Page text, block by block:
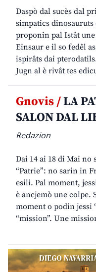
Daspò dal sucès dal
simpatics
proponin pal Istât
Einsaur e il so fedêl
ispirâts dai
Jugn al è rivât tes
Gnovis /LA
SALON DAL
Redazion
Dai 14 ai 18 di Mai
“Patrie”: no sarin in
esili. Pal moment,
è ancjemò une colpe.
moment o podin jessi
“mission”. Une